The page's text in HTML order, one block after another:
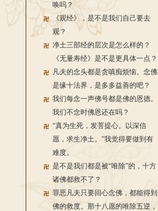
唤吗？
《观经》，是不是我们自己要去
观？
净土三部经的层次是怎么样的？
《无量寿经》是不是更具体一点？
凡夫的念头都是贪嗔痴烦恼。念佛
是缘十法界，是多多益善的吧？
我们每念一声佛号都是佛的恩德。
我们不念时佛恩还在吗？
“真为生死，发菩提心。以深信
愿，求生净土。”我觉得要做到有
难度。
是不是我们都是被“唯除”的，十方
诸佛都救不了？
罪恶凡夫只要回心念佛，都能得到
佛的救度。那十八愿的唯除五逆，